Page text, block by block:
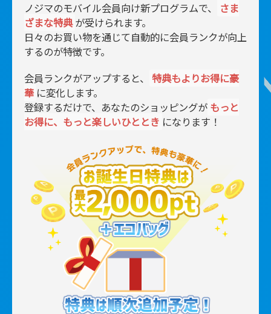
ノジマのモバイル会員向け新プログラムで、
さま
ざまな特典 が受けられます。
日々のお買い物を通じて自動的に会員ランクが向上
するのが特徴です。
会員ランクがアップすると、 特典もよりお得に豪
華 に変化します。
登録するだけで、あなたのショッピングが もっと
お得に、もっと楽しいひととき になります！